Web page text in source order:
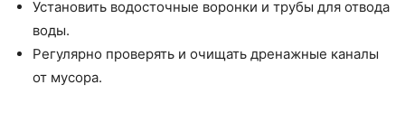
Установить водосточные воронки и трубы для отвода
воды.
Регулярно проверять и очищать дренажные каналы
от мусора.